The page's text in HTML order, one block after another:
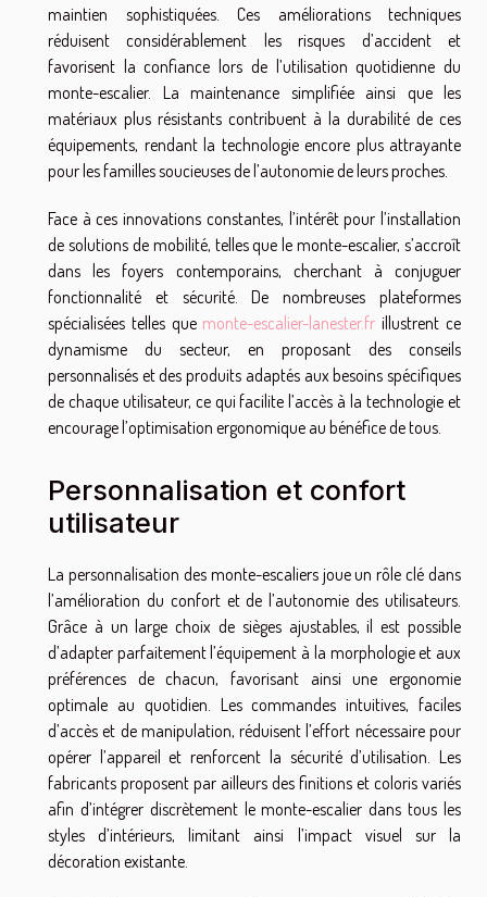
maintien sophistiquées. Ces améliorations techniques
réduisent considérablement les risques d’accident et
favorisent la confiance lors de l’utilisation quotidienne du
monte-escalier. La maintenance simplifiée ainsi que les
matériaux plus résistants contribuent à la durabilité de ces
équipements, rendant la technologie encore plus attrayante
pour les familles soucieuses de l’autonomie de leurs proches.
Face à ces innovations constantes, l’intérêt pour l’installation
de solutions de mobilité, telles que le monte-escalier, s’accroît
dans les foyers contemporains, cherchant à conjuguer
fonctionnalité et sécurité. De nombreuses plateformes
spécialisées telles que monte-escalier-lanester.fr illustrent ce
dynamisme du secteur, en proposant des conseils
personnalisés et des produits adaptés aux besoins spécifiques
de chaque utilisateur, ce qui facilite l’accès à la technologie et
encourage l’optimisation ergonomique au bénéfice de tous.
Personnalisation et confort
utilisateur
La personnalisation des monte-escaliers joue un rôle clé dans
l’amélioration du confort et de l’autonomie des utilisateurs.
Grâce à un large choix de sièges ajustables, il est possible
d’adapter parfaitement l’équipement à la morphologie et aux
préférences de chacun, favorisant ainsi une ergonomie
optimale au quotidien. Les commandes intuitives, faciles
d’accès et de manipulation, réduisent l’effort nécessaire pour
opérer l’appareil et renforcent la sécurité d’utilisation. Les
fabricants proposent par ailleurs des finitions et coloris variés
afin d’intégrer discrètement le monte-escalier dans tous les
styles d’intérieurs, limitant ainsi l’impact visuel sur la
décoration existante.